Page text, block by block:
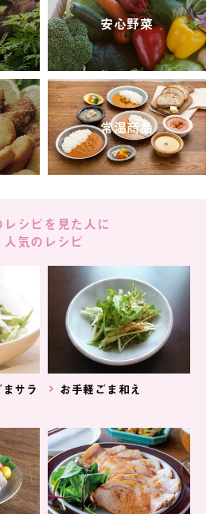
安心野菜
常温商品
レシピを見た人に
人気のレシピ
サラ
お手軽ごま和え